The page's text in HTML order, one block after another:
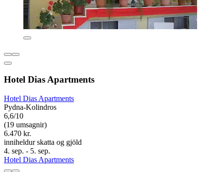
Hotel Dias Apartments
Hotel Dias Apartments
Pydna-Kolindros
6,6/10
(19 umsagnir)
6.470 kr.
inniheldur skatta og gjöld
4. sep. - 5. sep.
Hotel Dias Apartments